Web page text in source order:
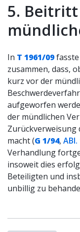
5.
In T 1961/09
zusammen, dass,
kurz vor der
aufgeworfen
der mündlichen
Zurückverweisung
macht (G 1/94, ABl.
Verhandlung
insoweit dies
Beteiligten und
unbillig zu